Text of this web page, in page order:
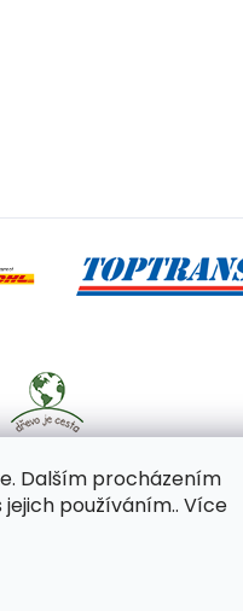
Dalším procházením
používáním.. Více